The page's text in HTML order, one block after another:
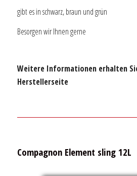
gibt es in schwarz, braun und grün
Besorgen wir Ihnen gerne
Weitere Informationen erhalten
Herstellerseite
Compagnon Element sling 12L